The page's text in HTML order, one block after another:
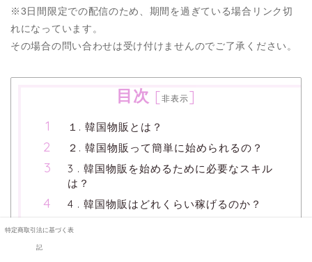
※3日間限定での配信のため、期間を過ぎている場合リンク切
れになっています。
その場合の問い合わせは受け付けませんのでご了承ください。
目次 [非表示]
１. 韓国物販とは？
２. 韓国物販って簡単に始められるの？
3 . 韓国物販を始めるために必要なスキル
は？
4 . 韓国物販はどれくらい稼げるのか？
5 . 韓国物販が向いてる人、向いていない
特定商取引法に基づく表
記